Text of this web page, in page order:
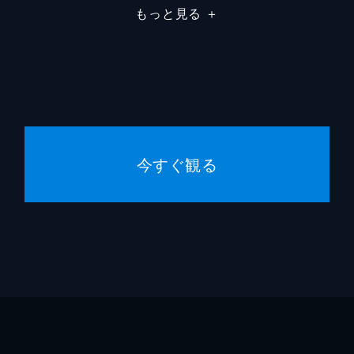
もっと見る ＋
今すぐ観る